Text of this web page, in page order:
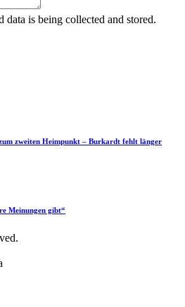
data is being collected and stored.
zweiten Heimpunkt – Burkardt fehlt länger
Meinungen gibt“